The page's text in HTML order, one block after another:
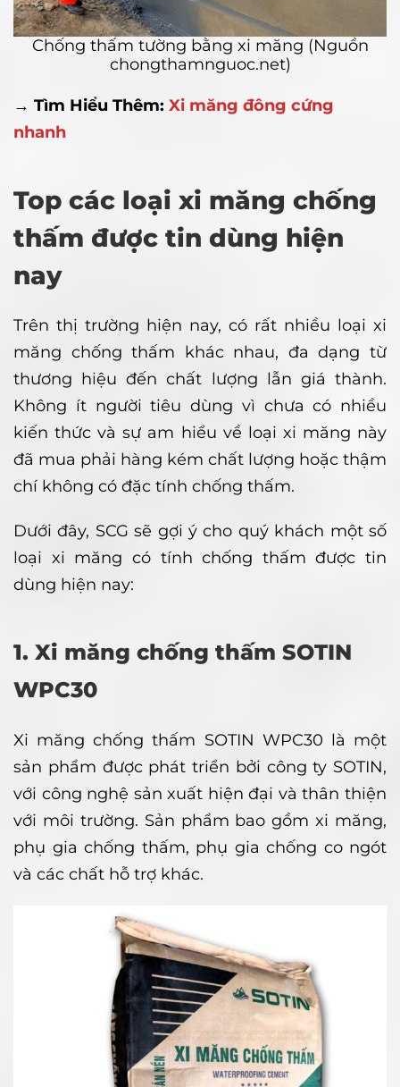
Chống thấm tường bằng xi măng (Nguồn
chongthamnguoc.net)
→ Tìm Hiểu Thêm: Xi măng đông cứng
nhanh
Top các loại xi măng chống
thấm được tin dùng hiện
nay
Trên thị trường hiện nay, có rất nhiều loại xi
măng chống thấm khác nhau, đa dạng từ
thương hiệu đến chất lượng lẫn giá thành.
Không ít người tiêu dùng vì chưa có nhiều
kiến thức và sự am hiểu về loại xi măng này
đã mua phải hàng kém chất lượng hoặc thậm
chí không có đặc tính chống thấm.
Dưới đây, SCG sẽ gợi ý cho quý khách một số
loại xi măng có tính chống thấm được tin
dùng hiện nay:
1. Xi măng chống thấm SOTIN
WPC30
Xi măng chống thấm SOTIN WPC30 là một
sản phẩm được phát triển bởi công ty SOTIN,
với công nghệ sản xuất hiện đại và thân thiện
với môi trường. Sản phẩm bao gồm xi măng,
phụ gia chống thấm, phụ gia chống co ngót
và các chất hỗ trợ khác.